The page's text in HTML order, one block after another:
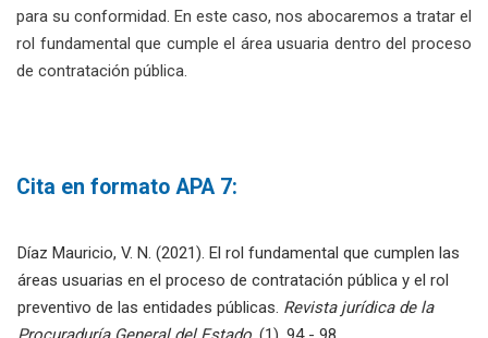
para su conformidad. En este caso, nos abocaremos a tratar el
rol fundamental que cumple el área usuaria dentro del proceso
de contratación pública.
Díaz Mauricio, V. N. (2021). El rol fundamental que cumplen las
áreas usuarias en el proceso de contratación pública y el rol
preventivo de las entidades públicas. Revista jurídica de la
Cita en formato APA 7: